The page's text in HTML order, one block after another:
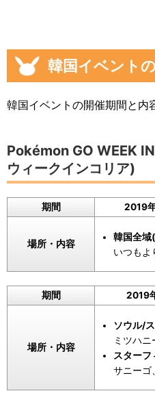
韓国イベント
韓国イベントの開催期間と内
Pokémon GO WEEK
ウィークインコリア)
期間 2019
場所・内容
韓国全域
いつもよ
期間 2019
場所・内容
ソウル/
ミツハ
スターフ
サニーゴ